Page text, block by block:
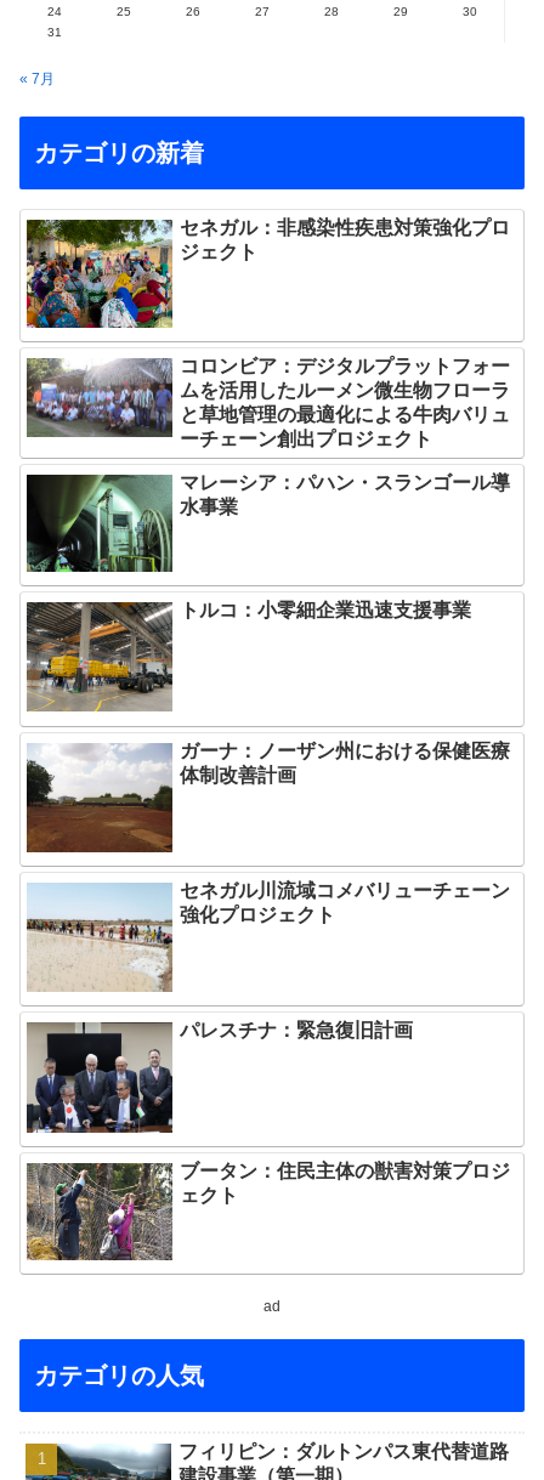
24 25 26 27 28 29
30
31
« 7月
カテゴリの新着
セネガル：非感染性疾患対策強化プロ
ジェクト
コロンビア：デジタルプラットフォー
ムを活用したルーメン微生物フローラ
と草地管理の最適化による牛肉バリュ
ーチェーン創出プロジェクト
マレーシア：パハン・スランゴール導
水事業
トルコ：小零細企業迅速支援事業
ガーナ：ノーザン州における保健医療
体制改善計画
セネガル川流域コメバリューチェーン
強化プロジェクト
パレスチナ：緊急復旧計画
ブータン：住民主体の獣害対策プロジ
ェクト
ad
カテゴリの人気
フィリピン：ダルトンパス東代替道路